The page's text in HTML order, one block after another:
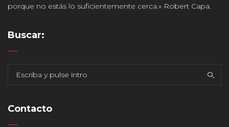
porque no estás lo suficientemente cerca.» Robert Capa.
Buscar:
Contacto